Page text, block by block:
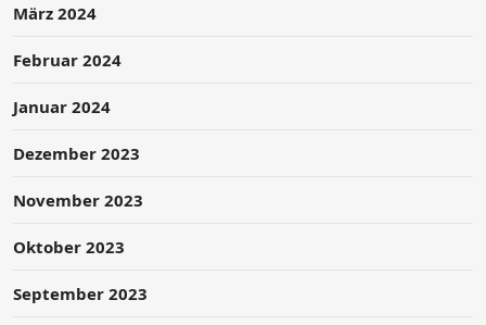
März 2024
Februar 2024
Januar 2024
Dezember 2023
November 2023
Oktober 2023
September 2023